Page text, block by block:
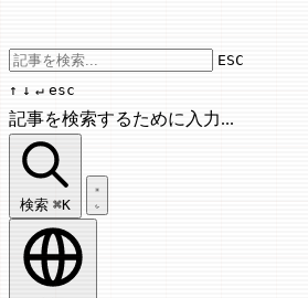
Use arrow
ESC
↑ ↓ ↵ esc
記事を検索するために入力...
記事を検索...
検索 ⌘K